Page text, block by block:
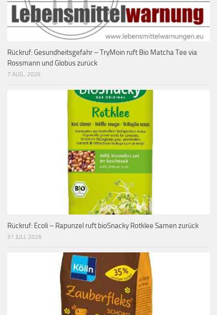
Rückruf: Gesundheitsgefahr – TryMoin ruft Bio Matcha Tee via
Rossmann und Globus zurück
7 AUG., 2026
Rückruf: Ecoli – Rapunzel ruft bioSnacky Rotklee Samen zurück
31 JULI, 2026